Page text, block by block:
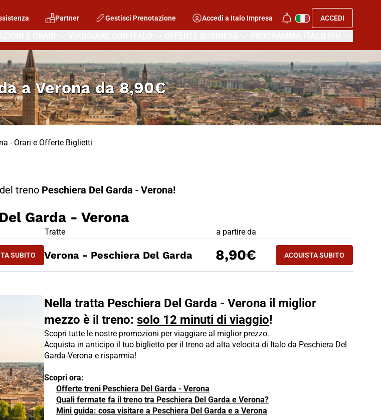
Partner Gestisci Prenotazione Accedi a Italo Impresa ACCEDI
a Veronada8,90€
- Orari e Offerte Biglietti
treno Peschiera Del Garda - Verona!
Garda - Verona
Del Garda - Verona
SUBITO
SUBITO
PESCHIERA DEL GARDA - VERONA
PREZZO BIGLIETTO TRENO Peschiera Del Garda -
Tratte a partire da
ACQUISTA SUBITO
Verona - Peschiera Del Garda 8,90€ ACQUISTA SUBITO
VERONA -
Nella tratta Peschiera Del Garda - Verona il miglior
mezzo è il treno: solo 12 minuti di viaggio!
Scopri tutte le nostre promozioni per viaggiare al miglior prezzo.
Acquista in anticipo il tuo biglietto per il treno ad alta velocita di Italo da Peschiera Del
Garda-Verona e risparmia!
Scopri ora:
Offerte treni Peschiera Del Garda - Verona
Quali fermate fa il treno tra Peschiera Del Garda e Verona?
Mini guida: cosa visitare a Peschiera Del Garda e a Verona